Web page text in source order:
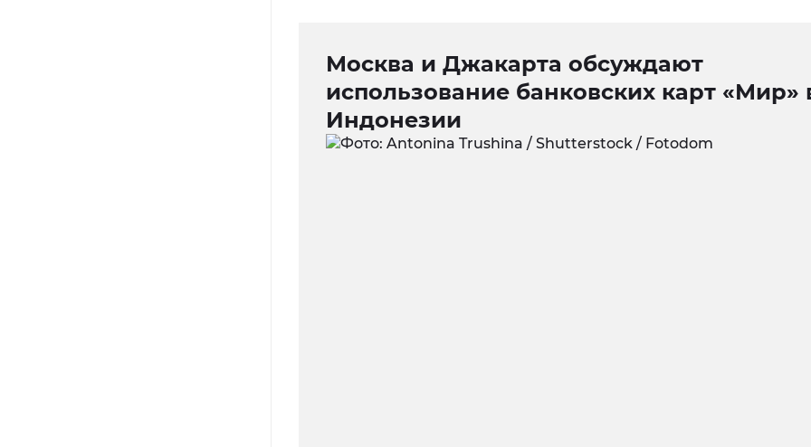
Москва и Джакарта обсуждают
использование банковских карт «Мир»
Индонезии